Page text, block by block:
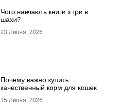
Чого навчають книги з гри в
шахи?
23 Липня, 2026
Почему важно купить
качественный корм для кошек
15 Липня, 2026